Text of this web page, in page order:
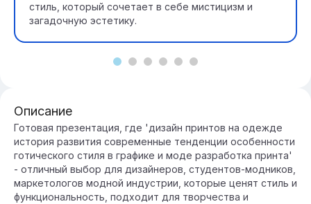
стиль, который сочетает в себе мистицизм и
загадочную эстетику.
Описание
Готовая презентация, где 'дизайн принтов на одежде
история развития современные тенденции особенности
готического стиля в графике и моде разработка принта'
- отличный выбор для дизайнеров, студентов-модников,
маркетологов модной индустрии, которые ценят стиль и
функциональность, подходит для творчества и